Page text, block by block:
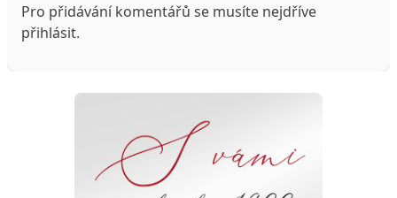
Pro přidávání komentářů se musíte nejdříve
přihlásit.